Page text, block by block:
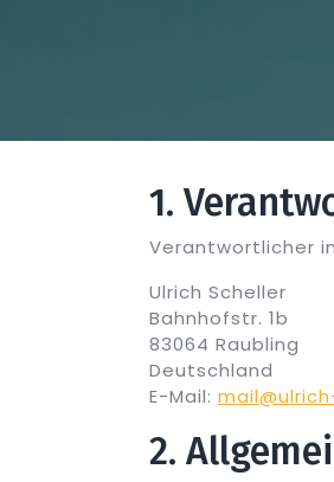
1.
Verantwortlicher
Ulrich Scheller
Bahnhofstr. 1b
83064 Raubling
Deutschland
E-Mail:
2.